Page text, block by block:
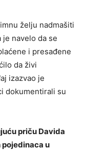
želju nadmašiti
navelo da se
i presađene
da živi
izazvao je
dokumentirali su
priču Davida
u